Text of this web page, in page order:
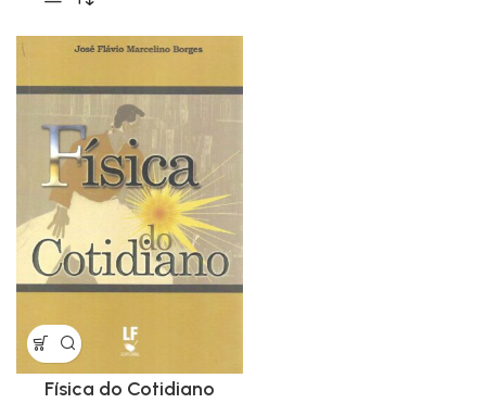
Física do Cotidiano